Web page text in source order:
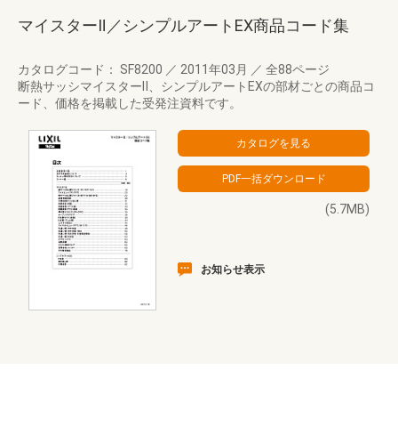
マイスターⅡ／シンプルアートEX商品コード集
カタログコード： SF8200 ／ 2011年03月 ／ 全88ページ
断熱サッシマイスターⅡ、シンプルアートEXの部材ごとの商品コ
ード、価格を掲載した受発注資料です。
(5.7MB)
お知らせ表示